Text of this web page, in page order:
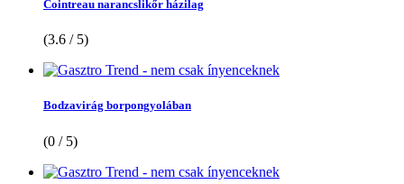
Cointreau narancslikőr házilag
(3.6 / 5)
Bodzavirág borpongyolában
(0 / 5)